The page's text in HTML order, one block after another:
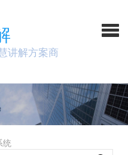
讲解方案商
统